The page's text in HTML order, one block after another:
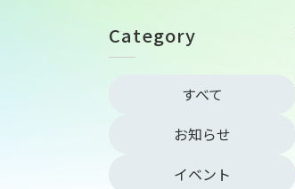
Category
すべて
お知らせ
イベント